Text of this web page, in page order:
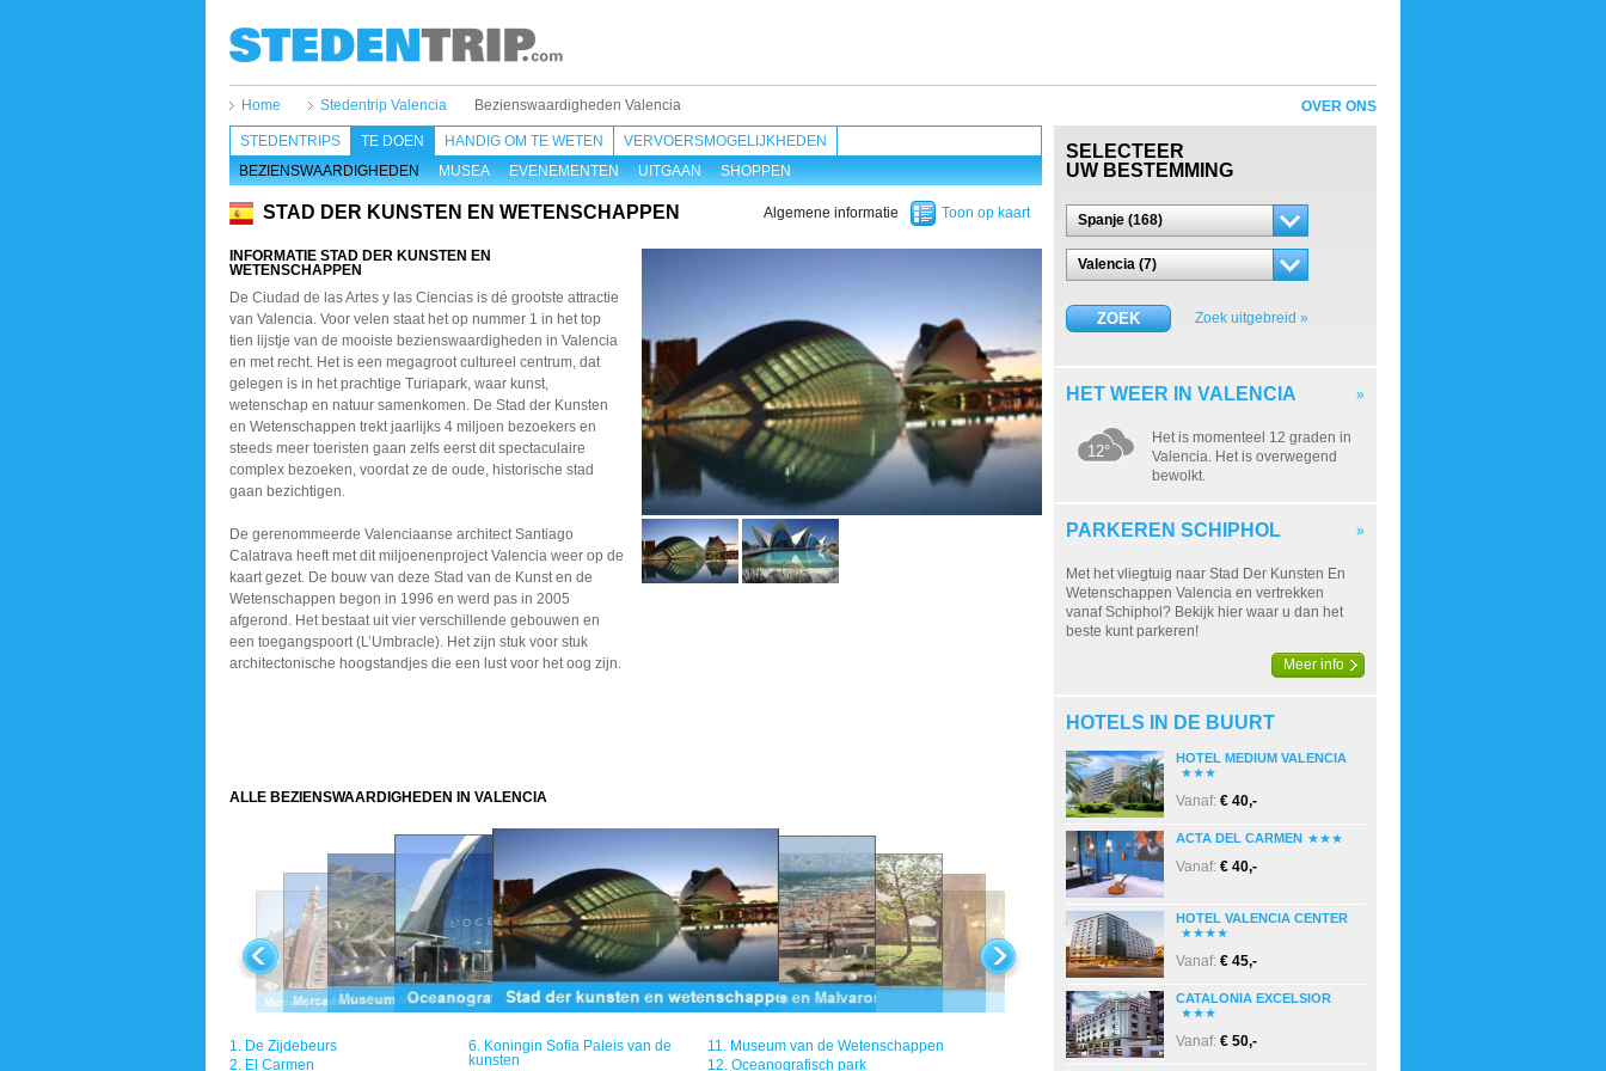
Home Stedentrip Valencia Bezienswaardigheden Valencia
STEDENTRIPS
TE DOEN
BEZIENSWAARDIGHEDEN
MUSEA EVENEMENTEN UITGAAN SHOPPEN
HANDIG OM TE WETEN VERVOERSMOGELIJKHEDEN
STAD DER KUNSTEN EN WETENSCHAPPEN
INFORMATIE STAD DER KUNSTEN EN
WETENSCHAPPEN
De Ciudad de las Artes y las Ciencias is dé grootste attractie
van Valencia. Voor velen staat het op nummer 1 in het top
tien lijstje van de mooiste bezienswaardigheden in Valencia
en met recht. Het is een megagroot cultureel centrum, dat
gelegen is in het prachtige Turiapark, waar kunst,
wetenschap en natuur samenkomen. De Stad der Kunsten
en Wetenschappen trekt jaarlijks 4 miljoen bezoekers en
steeds meer toeristen gaan zelfs eerst dit spectaculaire
complex bezoeken, voordat ze de oude, historische stad
gaan bezichtigen.
De gerenommeerde Valenciaanse architect Santiago
Calatrava heeft met dit miljoenenproject Valencia weer op de
kaart gezet. De bouw van deze Stad van de Kunst en de
Wetenschappen begon in 1996 en werd pas in 2005
afgerond. Het bestaat uit vier verschillende gebouwen en
een toegangspoort (L’Umbracle). Het zijn stuk voor stuk
architectonische hoogstandjes die een lust voor het oog zijn.
ALLE BEZIENSWAARDIGHEDEN IN VALENCIA
1. De Zijdebeurs
2. El Carmen
6. Koningin Sofia Paleis van de
kunsten
11. Museum van de Wetenschappen
12. Oceanografisch park
Toon op kaart
Algemene informatie
OVER ONS
SELECTEER
UW BESTEMMING
Spanje (168)
Valencia (7)
ZOEK Zoek uitgebreid »
HET WEER IN VALENCIA »
12°
Het is momenteel 12 graden in
Valencia. Het is overwegend
bewolkt.
PARKEREN SCHIPHOL »
Met het vliegtuig naar Stad Der Kunsten En
Wetenschappen Valencia en vertrekken
vanaf Schiphol? Bekijk hier waar u dan het
beste kunt parkeren!
Meer info
HOTELS IN DE BUURT
HOTEL MEDIUM VALENCIA
Vanaf: € 40,-
ACTA DEL CARMEN
Vanaf: € 40,-
HOTEL VALENCIA CENTER
Vanaf: € 45,-
CATALONIA EXCELSIOR
Vanaf: € 50,-